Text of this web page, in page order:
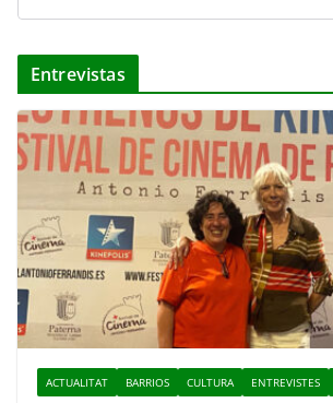
Entrevistas
ACTUALITAT BARRIOS CULTURA ENTREVISTES